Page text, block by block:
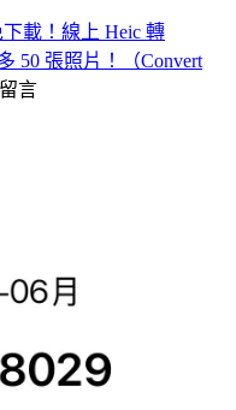
下載！線上 Heic 轉
50 張照片！（Convert
言